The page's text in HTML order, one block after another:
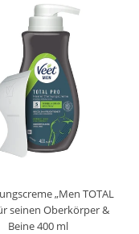
„Men TOTAL
seinen Oberkörper &
Beine400 ml